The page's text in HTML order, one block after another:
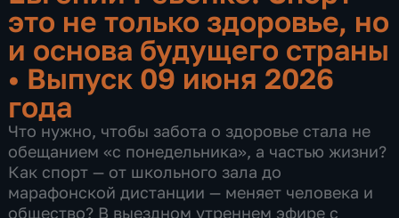
это не только здоровье, но
и основа будущего страны
• Выпуск 09 июня 2026
года
Что нужно, чтобы забота о здоровье стала не
обещанием «с понедельника», а частью жизни?
Как спорт — от школьного зала до
марафонской дистанции — меняет человека и
общество? В выездном утреннем эфире с